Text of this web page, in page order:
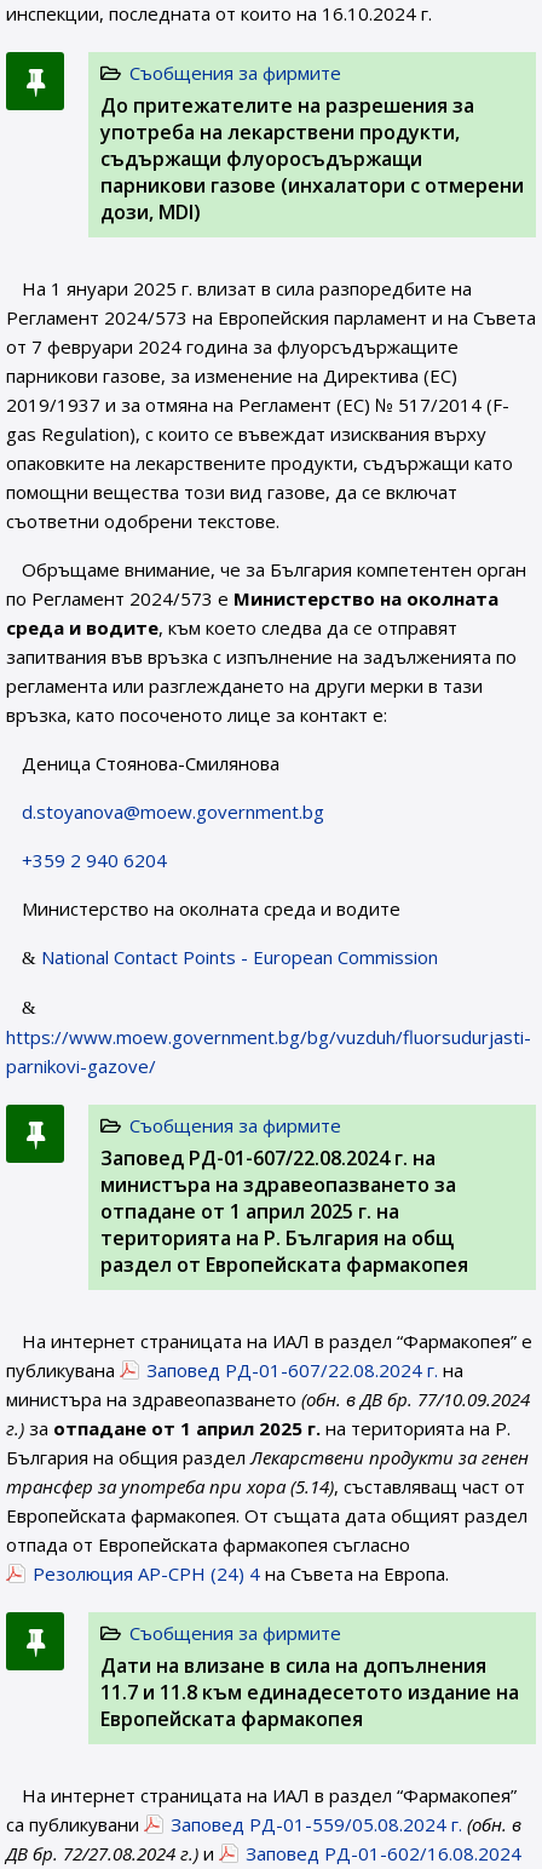
инспекции, последната от които на 16.10.2024 г.
Съобщения за фирмите
До притежателите на разрешения за
употреба на лекарствени продукти,
съдържащи флуоросъдържащи
парникови газове (инхалатори с отмерени
дози, MDI)
На 1 януари 2025 г. влизат в сила разпоредбите на
Регламент 2024/573 на Европейския парламент и на Съвета
от 7 февруари 2024 година за флуорсъдържащите
парникови газове, за изменение на Директива (ЕС)
2019/1937 и за отмяна на Регламент (ЕС) № 517/2014 (F-
gas Regulation), с които се въвеждат изисквания върху
опаковките на лекарствените продукти, съдържащи като
помощни вещества този вид газове, да се включат
съответни одобрени текстове.
Обръщаме внимание, че за България компетентен орган
по Регламент 2024/573 е Министерство на околната
среда и водите, към което следва да се отправят
запитвания във връзка с изпълнение на задълженията по
регламента или разглеждането на други мерки в тази
връзка, като посоченото лице за контакт е:
Деница Стоянова-Смилянова
d.stoyanova@moew.government.bg
+359 2 940 6204
Министерство на околната среда и водите
National Contact Points - European Commission
https://www.moew.government.bg/bg/vuzduh/fluorsudurjasti-
parnikovi-gazove/
Съобщения за фирмите
Заповед РД-01-607/22.08.2024 г. на
министъра на здравеопазването за
отпадане от 1 април 2025 г. на
територията на Р. България на общ
раздел от Европейската фармакопея
На интернет страницата на ИАЛ в раздел “Фармакопея” е
публикувана
Заповед РД-01-607/22.08.2024 г. на
министъра на здравеопазването (обн. в ДВ бр. 77/10.09.2024
г.) за отпадане от 1 април 2025 г. на територията на Р.
България на общия разделЛекарствени продукти за генен
трансфер за употреба при хора (5.14), съставляващ част от
Европейската фармакопея. От същата дата общият раздел
отпада от Европейската фармакопея съгласно
Резолюция AP-CPH (24) 4 на Съвета на Европа.
Съобщения за фирмите
Дати на влизане в сила на допълнения
11.7 и 11.8 към единадесетото издание на
Европейската фармакопея
На интернет страницата на ИАЛ в раздел “Фармакопея”
са публикувани
Заповед РД-01-559/05.08.2024 г. (обн. в
ДВ бр. 72/27.08.2024 г.) и Заповед РД-01-602/16.08.2024